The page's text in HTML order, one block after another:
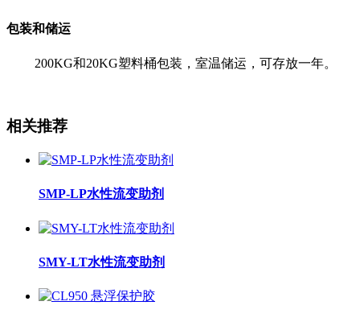
包装和储运
200KG和20KG塑料桶包装，室温储运，可存放一年。
相关推荐
SMP-LP水性流变助剂
SMY-LT水性流变助剂